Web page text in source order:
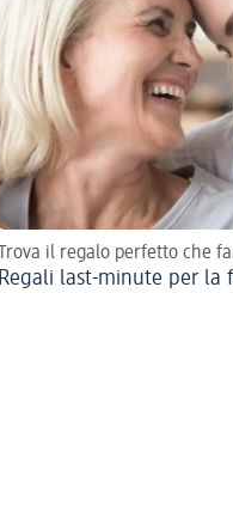
Trova il regalo perfetto che
Regali last-minute per la